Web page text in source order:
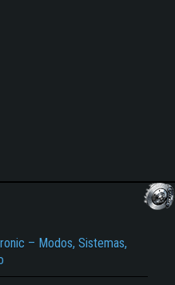
– Modos, Sistemas,